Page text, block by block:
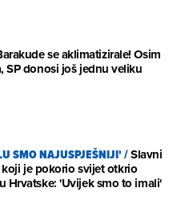
se aklimatizirale! Osim
SP donosi još jednu veliku
SMO NAJUSPJEŠNIJI'/Slavni
je pokorio svijet otkrio
Hrvatske: 'Uvijek smo to imali'